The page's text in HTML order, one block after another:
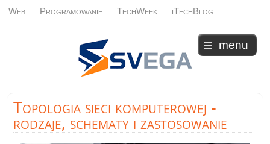
Web Programowanie TechWeek iTechBlog
menu
Topologia sieci komputerowej -
rodzaje, schematy i zastosowanie